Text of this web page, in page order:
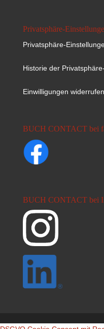
Privatsphäre-
Privatsphäre-
Historie der
Einwilligungen widerrufen
BUCH CONTACT bei
BUCH CONTACT bei